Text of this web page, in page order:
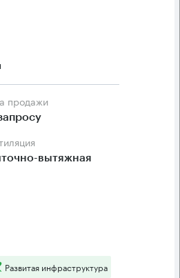
продажи
вытяжная
Развитая инфраструктура